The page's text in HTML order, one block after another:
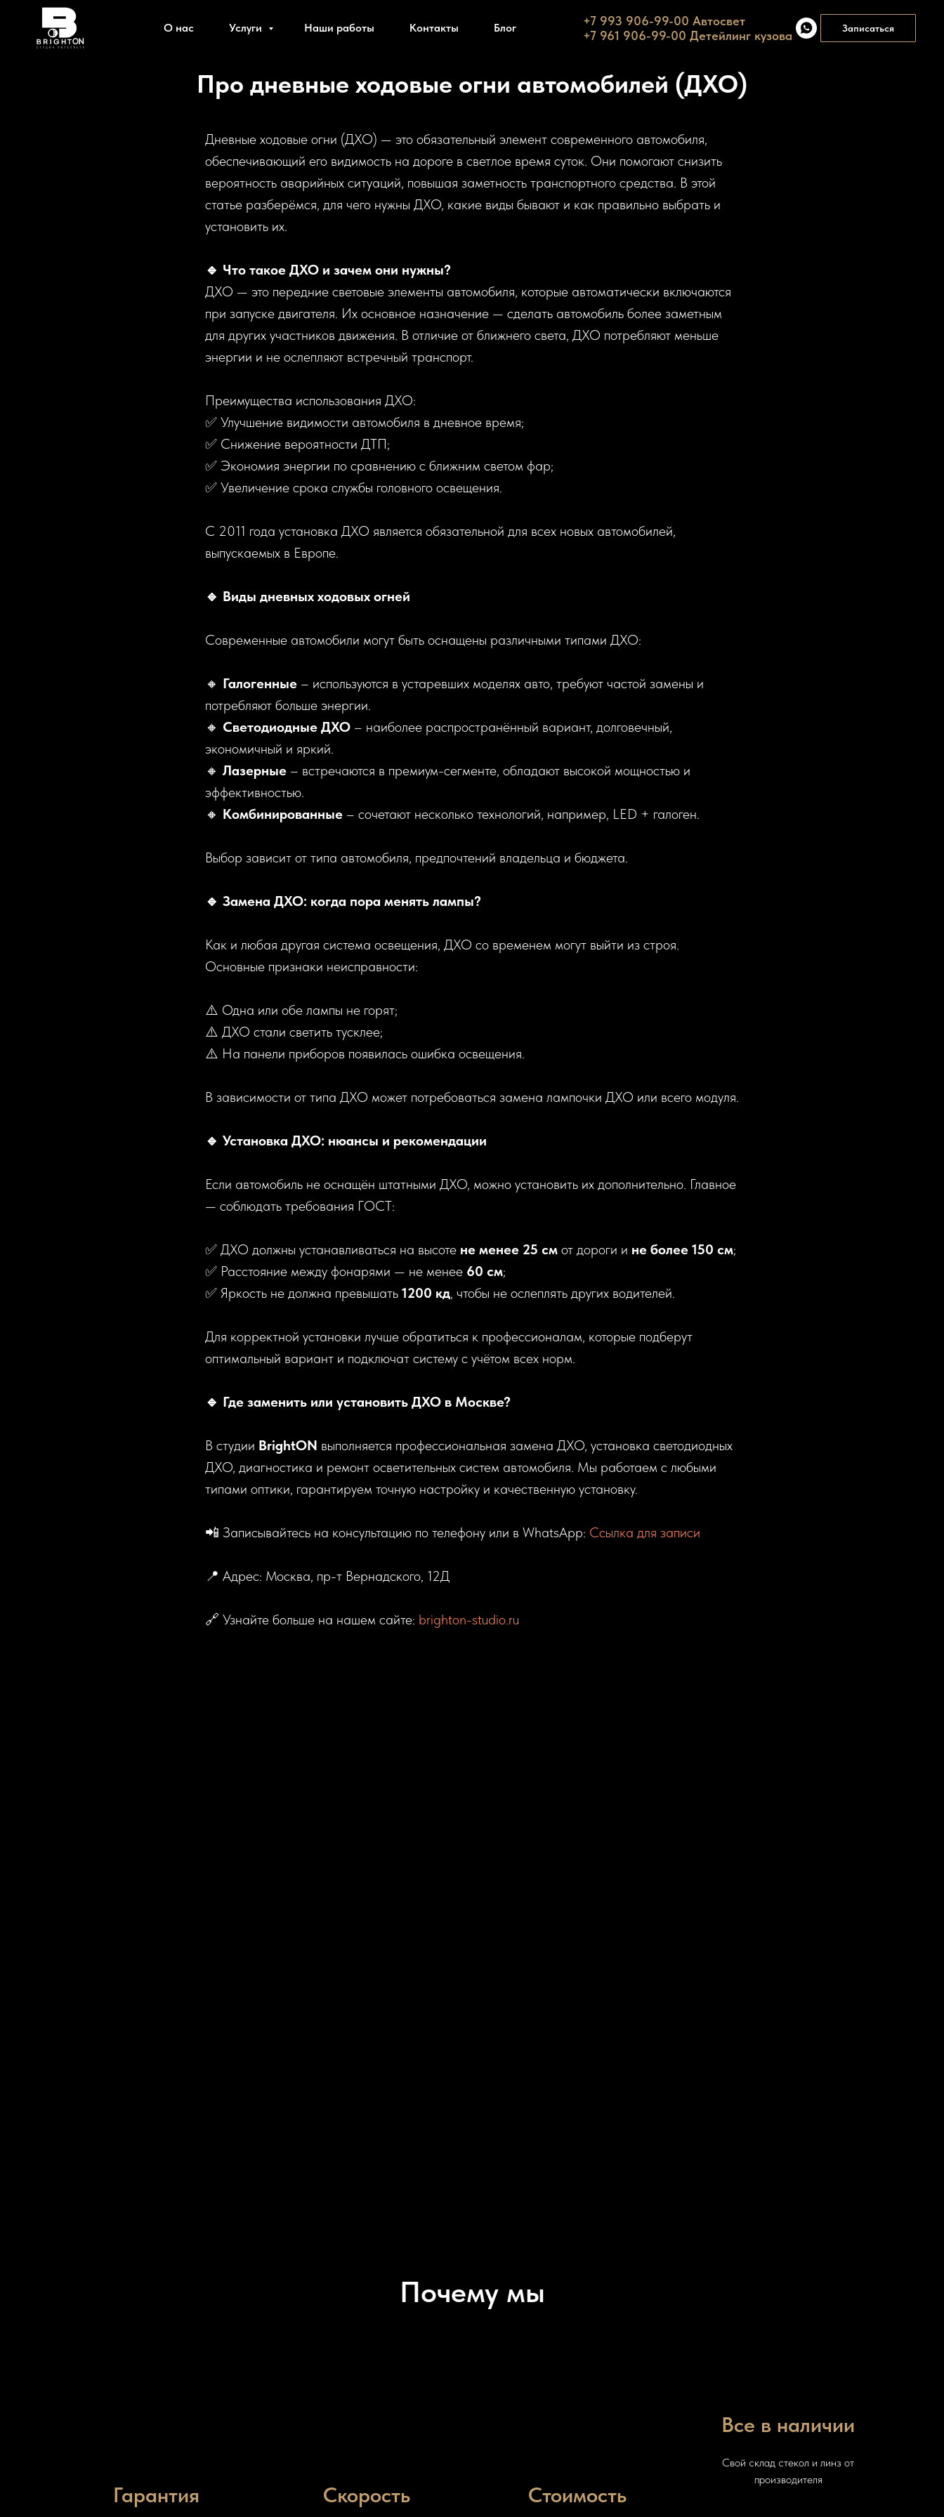
О нас Услуги Наши работы Контакты Блог +7 993 906-99-00 Автосвет
+7 961 906-99-00 Детейлинг кузова
Записаться
Про дневные ходовые огни автомобилей (ДХО)
Дневные ходовые огни (ДХО) — это обязательный элемент современного автомобиля,
обеспечивающий его видимость на дороге в светлое время суток. Они помогают снизить
вероятность аварийных ситуаций, повышая заметность транспортного средства. В этой
статье разберёмся, для чего нужны ДХО, какие виды бывают и как правильно выбрать и
установить их.
🔹 Что такое ДХО и зачем они нужны?
ДХО — это передние световые элементы автомобиля, которые автоматически включаются
при запуске двигателя. Их основное назначение — сделать автомобиль более заметным
для других участников движения. В отличие от ближнего света, ДХО потребляют меньше
энергии и не ослепляют встречный транспорт.
Преимущества использования ДХО:
✅ Улучшение видимости автомобиля в дневное время;
✅ Снижение вероятности ДТП;
✅ Экономия энергии по сравнению с ближним светом фар;
✅ Увеличение срока службы головного освещения.
С 2011 года установка ДХО является обязательной для всех новых автомобилей,
выпускаемых в Европе.
🔹 Виды дневных ходовых огней
Современные автомобили могут быть оснащены различными типами ДХО:
🔸 Галогенные – используются в устаревших моделях авто, требуют частой замены и
потребляют больше энергии.
🔸 Светодиодные ДХО – наиболее распространённый вариант, долговечный,
экономичный и яркий.
🔸 Лазерные – встречаются в премиум-сегменте, обладают высокой мощностью и
эффективностью.
🔸 Комбинированные – сочетают несколько технологий, например, LED + галоген.
Выбор зависит от типа автомобиля, предпочтений владельца и бюджета.
🔹 Замена ДХО: когда пора менять лампы?
Как и любая другая система освещения, ДХО со временем могут выйти из строя.
Основные признаки неисправности:
⚠️ Одна или обе лампы не горят;
⚠️ ДХО стали светить тусклее;
⚠️ На панели приборов появилась ошибка освещения.
В зависимости от типа ДХО может потребоваться замена лампочки ДХО или всего модуля.
🔹 Установка ДХО: нюансы и рекомендации
Если автомобиль не оснащён штатными ДХО, можно установить их дополнительно. Главное
— соблюдать требования ГОСТ:
✅ ДХО должны устанавливаться на высоте не менее 25 см от дороги и не более 150 см;
✅ Расстояние между фонарями — не менее 60 см;
✅ Яркость не должна превышать 1200 кд, чтобы не ослеплять других водителей.
Для корректной установки лучше обратиться к профессионалам, которые подберут
оптимальный вариант и подключат систему с учётом всех норм.
🔹 Где заменить или установить ДХО в Москве?
В студии BrightON выполняется профессиональная замена ДХО, установка светодиодных
ДХО, диагностика и ремонт осветительных систем автомобиля. Мы работаем с любыми
типами оптики, гарантируем точную настройку и качественную установку.
📲 Записывайтесь на консультацию по телефону или в WhatsApp: Ссылка для записи
📍 Адрес: Москва, пр-т Вернадского, 12Д
🔗 Узнайте больше на нашем сайте: brighton-studio.ru
Почему мы
Гарантия Скорость Стоимость
Все в наличии
Свой склад стекол и линз от
производителя